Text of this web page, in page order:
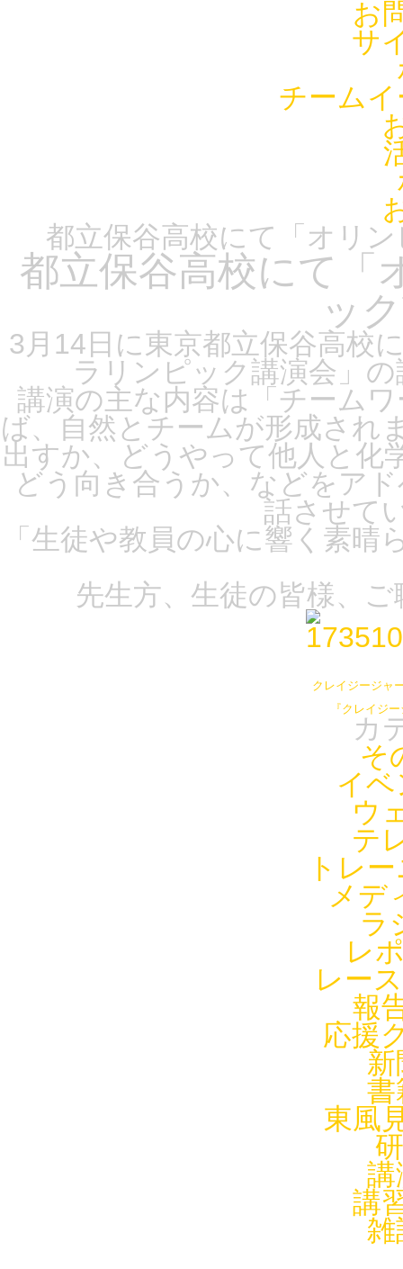
お
サ
チーム
都立保谷高校にて「オリ
都立保谷高校にて「
ッ
3月14日に東京都立保谷高校
ラリンピック講演会」
講演の主な内容は「チーム
ば、自然とチームが形成され
出すか、どうやって他人と化
どう向き合うか、などをア
話させて
「 生徒や教員の心に響く素晴
先生方、生徒の皆様、
クレイジージャ
『クレイジ
カ
そ
イ
ウ
テ
トレ
メデ
ラ
レ
レー
報
応援
書
東風
講
講
雑